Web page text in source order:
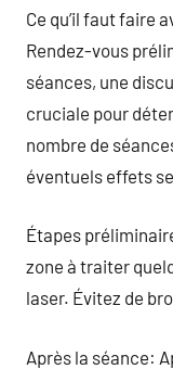
Ce qu’il faut faire
Rendez-vous
séances, une
cruciale pour
nombre de
éventuels effets
Étapes
zone à traiter
laser. Évitez de
Après la séance: